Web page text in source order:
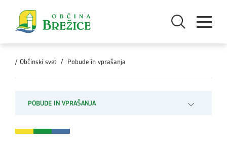
Odpri iskanjeOdpri meni
/ Občinski svet / Pobude in vprašanja
POBUDE IN VPRAŠANJA